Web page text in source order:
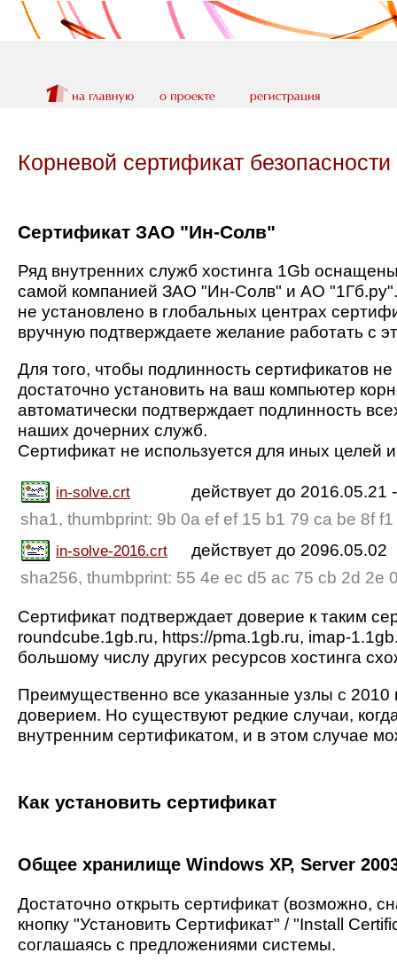
Корневой сертификат
Сертификат ЗАО "Ин-Солв"
Ряд внутренних служб хостинга 1Gb
самой компанией ЗАО "Ин-Солв" и АО
не установлено в глобальных центрах
вручную подтверждаете желание работать с
Для того, чтобы подлинность сертификатов
достаточно установить на ваш компьютер
автоматически подтверждает подлинность
наших дочерних служб.
Сертификат не используется для иных целей
in-solve.crt
действует до 2016.05.21
sha1, thumbprint: 9b 0a ef ef 15 b1 79 ca be 8f
in-solve-2016.crt
действует до 2096.05.02
sha256, thumbprint: 55 4e ec d5 ac 75 cb 2d 2e
Сертификат подтверждает доверие к таким
roundcube.1gb.ru, https://pma.1gb.ru, imap-
большому числу других ресурсов хостинга
Преимущественно все указанные узлы с
доверием. Но существуют редкие случаи,
внутренним сертификатом, и в этом случае
Как установить сертификат
Общее хранилище Windows XP, Server
Достаточно открыть сертификат (возможно,
кнопку "Установить Сертификат" / "Install
соглашаясь с предложениями системы.